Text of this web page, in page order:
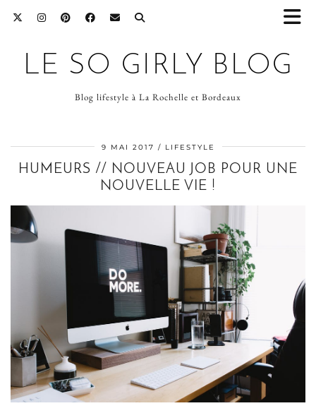
LE SO GIRLY BLOG
Blog lifestyle à La Rochelle et Bordeaux
9 MAI 2017 LIFESTYLE
HUMEURS // NOUVEAU JOB POUR UNE
NOUVELLE VIE !